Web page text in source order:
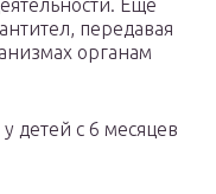
Еще
передавая
органам
детей с 6 месяцев